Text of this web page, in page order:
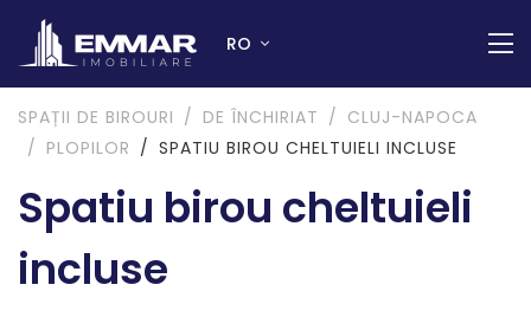
RO
SPAȚII DE BIROURI DE ÎNCHIRIAT
CLUJ-NAPOCA
PLOPILOR
SPATIU BIROU CHELTUIELI INCLUSE
Spatiu birou cheltuieli
incluse